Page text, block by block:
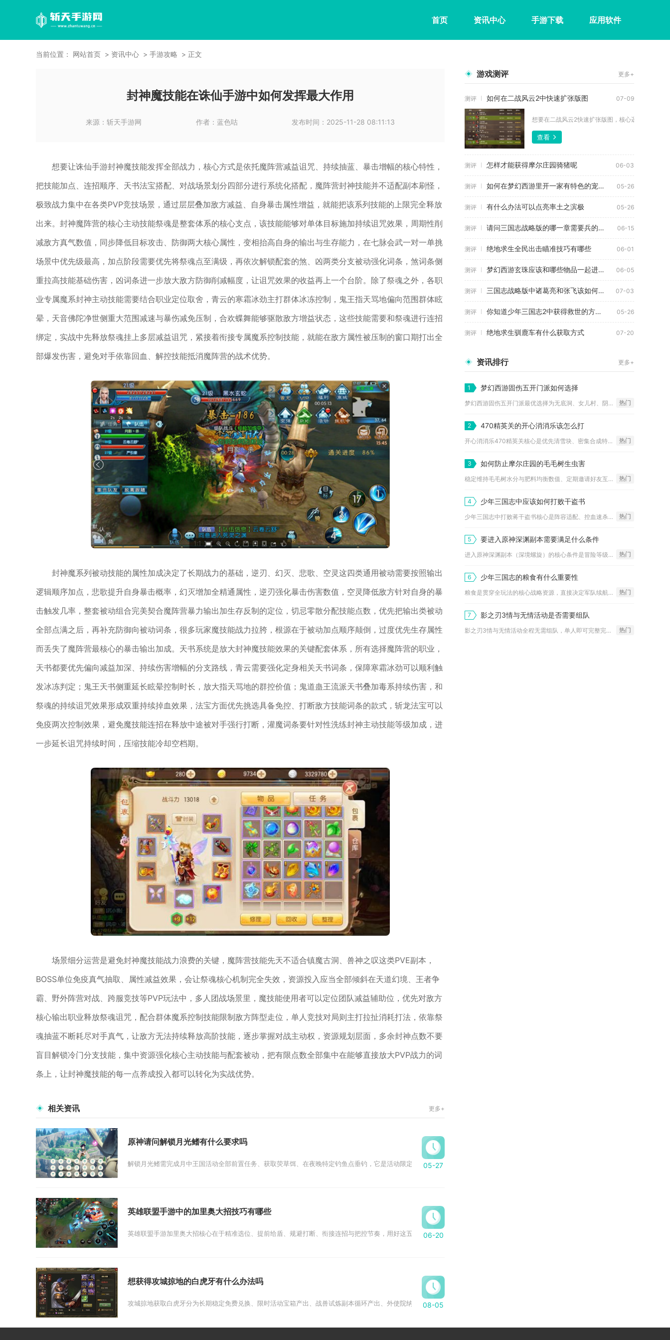
首页 资讯中心 手游下载 应用软件
当前位置： 网站首页 资讯中心 手游攻略 正文
封神魔技能在诛仙手游中如何发挥最大作用
来源： 斩天手游网 作者： 蓝色咕 发布时间： 2025-11-28 08:11:13
想要让诛仙手游封神魔技能发挥全部战力，核心方式是依托魔阵营减益诅咒、持续抽蓝、暴击增幅的核心特性，
把技能加点、连招顺序、天书法宝搭配、对战场景划分四部分进行系统化搭配，魔阵营封神技能并不适配副本刷怪，
极致战力集中在各类PVP竞技场景，通过层层叠加敌方减益、自身暴击属性增益，就能把该系列技能的上限完全释放
出来。封神魔阵营的核心主动技能祭魂是整套体系的核心支点，该技能能够对单体目标施加持续诅咒效果，周期性削
减敌方真气数值，同步降低目标攻击、防御两大核心属性，变相抬高自身的输出与生存能力，在七脉会武一对一单挑
场景中优先级最高，加点阶段需要优先将祭魂点至满级，再依次解锁配套的煞、凶两类分支被动强化词条，煞词条侧
重拉高技能基础伤害，凶词条进一步放大敌方防御削减幅度，让诅咒效果的收益再上一个台阶。除了祭魂之外，各职
业专属魔系封神主动技能需要结合职业定位取舍，青云的寒霜冰劲主打群体冰冻控制，鬼王指天骂地偏向范围群体眩
晕，天音佛陀净世侧重大范围减速与暴伤减免压制，合欢蝶舞能够驱散敌方增益状态，这些技能需要和祭魂进行连招
绑定，实战中先释放祭魂挂上多层减益诅咒，紧接着衔接专属魔系控制技能，就能在敌方属性被压制的窗口期打出全
部爆发伤害，避免对手依靠回血、解控技能抵消魔阵营的战术优势。
封神魔系列被动技能的属性加成决定了长期战力的基础，逆刃、幻灭、悲歌、空灵这四类通用被动需要按照输出
逻辑顺序加点，悲歌提升自身暴击概率，幻灭增加全精通属性，逆刃强化暴击伤害数值，空灵降低敌方针对自身的暴
击触发几率，整套被动组合完美契合魔阵营暴力输出加生存反制的定位，切忌零散分配技能点数，优先把输出类被动
全部点满之后，再补充防御向被动词条，很多玩家魔技能战力拉胯，根源在于被动加点顺序颠倒，过度优先生存属性
而丢失了魔阵营最核心的暴击输出加成。天书系统是放大封神魔技能效果的关键配套体系，所有选择魔阵营的职业，
天书都要优先偏向减益加深、持续伤害增幅的分支路线，青云需要强化定身相关天书词条，保障寒霜冰劲可以顺利触
发冰冻判定；鬼王天书侧重延长眩晕控制时长，放大指天骂地的群控价值；鬼道蛊王流派天书叠加毒系持续伤害，和
祭魂的持续诅咒效果形成双重持续掉血效果，法宝方面优先挑选具备免控、打断敌方技能词条的款式，斩龙法宝可以
免疫两次控制效果，避免魔技能连招在释放中途被对手强行打断，灌魔词条要针对性洗练封神主动技能等级加成，进
一步延长诅咒持续时间，压缩技能冷却空档期。
场景细分运营是避免封神魔技能战力浪费的关键，魔阵营技能先天不适合镇魔古洞、兽神之叹这类PVE副本，
BOSS单位免疫真气抽取、属性减益效果，会让祭魂核心机制完全失效，资源投入应当全部倾斜在天道幻境、王者争
霸、野外阵营对战、跨服竞技等PVP玩法中，多人团战场景里，魔技能使用者可以定位团队减益辅助位，优先对敌方
核心输出职业释放祭魂诅咒，配合群体魔系控制技能限制敌方阵型走位，单人竞技对局则主打拉扯消耗打法，依靠祭
魂抽蓝不断耗尽对手真气，让敌方无法持续释放高阶技能，逐步掌握对战主动权，资源规划层面，多余封神点数不要
盲目解锁冷门分支技能，集中资源强化核心主动技能与配套被动，把有限点数全部集中在能够直接放大PVP战力的词
条上，让封神魔技能的每一点养成投入都可以转化为实战优势。
相关资讯 更多+
原神请问解锁月光鳍有什么要求吗
解锁月光鳍需完成月中王国活动全部前置任务、获取荧草饵、在夜晚特定钓鱼点垂钓，它是活动限定观赏鱼，无长期解锁途径。月光鳍是...
05-27
英雄联盟手游中的加里奥大招技巧有哪些
英雄联盟手游加里奥大招核心在于精准选位、提前给盾、规避打断、衔接连招与把控节奏，用好这五点可大幅提升支援与团战成功率。加...
06-20
想获得攻城掠地的白虎牙有什么办法吗
攻城掠地获取白虎牙分为长期稳定免费兑换、限时活动宝箱产出、战兽试炼副本循环产出、外使院纳贡随机掉落四类渠道，解锁战兽系统...
08-05
游戏测评 更多+
测评 如何在二战风云2中快速扩张版图 07-09
想要在二战风云2快速扩张版图，核心逻辑是先靠速
查看
测评 怎样才能获得摩尔庄园骑猪呢 06-03
测评 如何在梦幻西游里开一家有特色的宠物店 05-26
测评 有什么办法可以点亮率土之滨极 05-26
测评 请问三国志战略版的哪一章需要兵的数量 06-15
测评 绝地求生全民出击瞄准技巧有哪些 06-01
测评 梦幻西游玄珠应该和哪些物品一起进行合成 06-05
测评 三国志战略版中诸葛亮和张飞该如何运筹帷幄 07-03
测评 你知道少年三国志2中获得救世的方法吗 05-26
测评 绝地求生驯鹿车有什么获取方式 07-20
资讯排行 更多+
1 梦幻西游固伤五开门派如何选择
梦幻西游固伤五开门派最优选择为无底洞、女儿村、阴曹地府、普陀... 热门
2 470精英关的开心消消乐该怎么打
开心消消乐470精英关核心是优先清雪块、密集合成特效、精准收... 热门
3 如何防止摩尔庄园的毛毛树生虫害
稳定维持毛毛树水分与肥料均衡数值、定期邀请好友互动养护、保持... 热门
4 少年三国志中应该如何打败干盗书
少年三国志中打败蒋干盗书核心是阵容适配、控血速杀与机制规避，... 热门
5 要进入原神深渊副本需要满足什么条件
进入原神深渊副本（深境螺旋）的核心条件是冒险等级达到20级并... 热门
6 少年三国志的粮食有什么重要性
粮食是贯穿全玩法的核心战略资源，直接决定军队续航、城池发展、... 热门
7 影之刃3情与无情活动是否需要组队
影之刃3情与无情活动全程无需组队，单人即可完整完成所有剧情、... 热门